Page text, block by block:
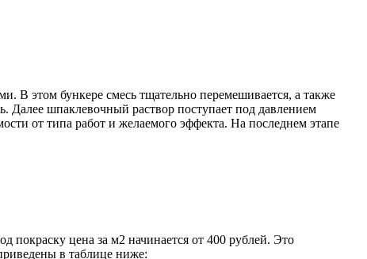
В этом бункере смесь тщательно перемешивается, а также
Далее шпаклевочный раствор поступает под давлением
от типа работ и желаемого эффекта. На последнем этапе
покраску цена за м2 начинается от 400 рублей. Это
в таблице ниже: